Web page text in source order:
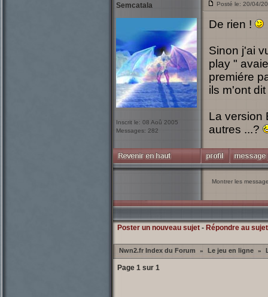
Semcatala
Inscrit le: 08 Aoû 2005
Messages: 282
Posté le: 20/04/
De rien !
Sinon j'ai
play "
premiére
ils m'ont
La version
autres ...?
Montrer les
Poster un nouveau sujet- Répondre au sujet
Nwn2.fr Index du Forum » Le jeu en ligne »
Page 1sur 1